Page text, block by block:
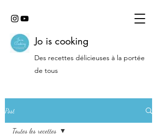
Jo is cooking
Des recettes délicieuses à la portée
de tous
Post
Toutes les recettes